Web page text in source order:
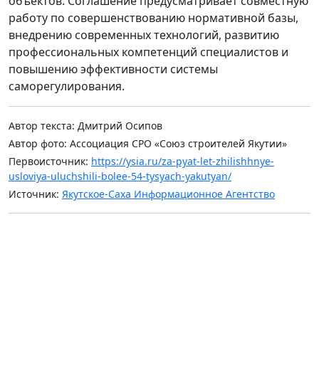
работу по совершенствованию нормативной базы,
внедрению современных технологий, развитию
профессиональных компетенций специалистов и
повышению эффективности системы
саморегулирования.
Автор текста: Дмитрий Осипов
Автор фото: Ассоциация СРО «Союз строителей Якутии»
Первоисточник: https://ysia.ru/za-pyat-let-zhilishhnye-
usloviya-uluchshili-bolee-54-tysyach-yakutyan/
Источник: Якутское-Саха Информационное Агентство